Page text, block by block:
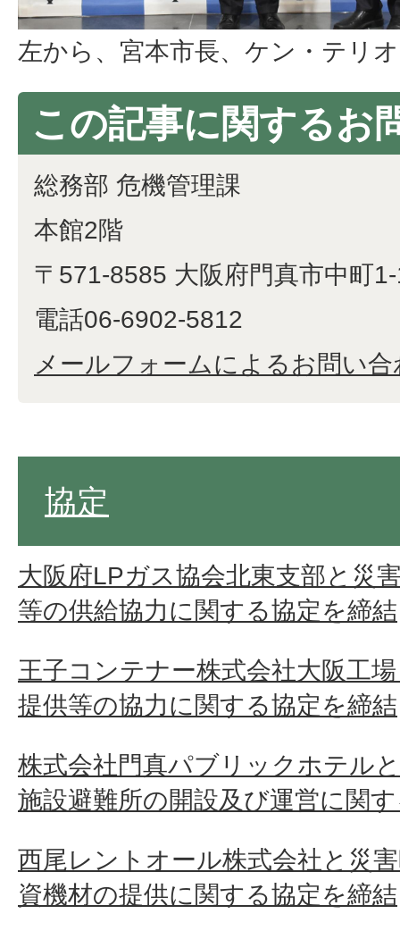
左から、宮本市長、ケン・テリ
この記事に関するお
総務部 危機管理課
本館2階
〒571-8585 大阪府門真市中町
電話06-6902-5812
メールフォームによるお問い合
協定
大阪府LPガス協会北東支部と災
等の供給協力に関する協定を締結
王子コンテナー株式会社大阪工
提供等の協力に関する協定を締結
株式会社門真パブリックホテル
施設避難所の開設及び運営に関
西尾レントオール株式会社と災
資機材の提供に関する協定を締結